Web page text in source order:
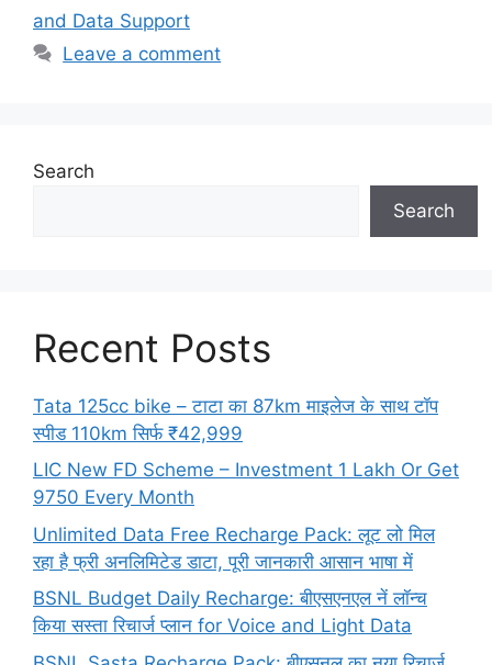
and Data Support
Leave a comment
Search
Search
Recent Posts
Tata 125cc bike – टाटा का 87km माइलेज के साथ टॉप
स्पीड 110km सिर्फ ₹42,999
LIC New FD Scheme – Investment 1 Lakh Or Get
9750 Every Month
Unlimited Data Free Recharge Pack: लूट लो मिल
रहा है फ्री अनलिमिटेड डाटा, पूरी जानकारी आसान भाषा में
BSNL Budget Daily Recharge: बीएसएनएल नें लॉन्च
किया सस्ता रिचार्ज प्लान for Voice and Light Data